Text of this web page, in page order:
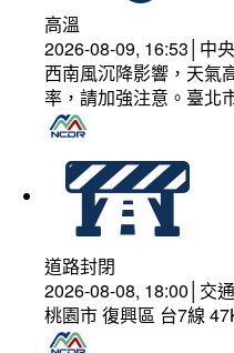
高溫
2026-08-09, 16:53│中
西南風沉降影響，天氣
率，請加強注意。臺北
道路封閉
2026-08-08, 18:00│交
桃園市 復興區 台7線